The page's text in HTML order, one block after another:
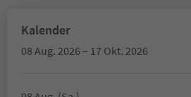
Kalender
08 Aug. 2026 – 17 Okt. 2026